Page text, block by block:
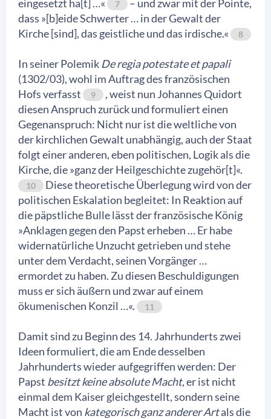
eingesetzt ha[t] …« 7
– und zwar mit der Pointe,
dass »[b]eide Schwerter … in der Gewalt der
Kirche [sind], das geistliche und das irdische.«
8
In seiner Polemik De regia potestate et papali
(1302/03), wohl im Auftrag des französischen
Hofs verfasst
9
, weist nun Johannes Quidort
diesen Anspruch zurück und formuliert einen
Gegenanspruch: Nicht nur ist die weltliche von
der kirchlichen Gewalt unabhängig, auch der Staat
folgt einer anderen, eben politischen, Logik als die
Kirche, die »ganz der Heilgeschichte zugehör[t]«.
10
Diese theoretische Überlegung wird von der
politischen Eskalation begleitet: In Reaktion auf
die päpstliche Bulle lässt der französische König
»Anklagen gegen den Papst erheben … Er habe
widernatürliche Unzucht getrieben und stehe
unter dem Verdacht, seinen Vorgänger …
ermordet zu haben. Zu diesen Beschuldigungen
muss er sich äußern und zwar auf einem
ökumenischen Konzil …«.
11
Damit sind zu Beginn des 14. Jahrhunderts zwei
Ideen formuliert, die am Ende desselben
Jahrhunderts wieder aufgegriffen werden: Der
Papst besitzt keine absolute Macht, er ist nicht
einmal dem Kaiser gleichgestellt, sondern seine
Macht ist von kategorisch ganz anderer Artals die